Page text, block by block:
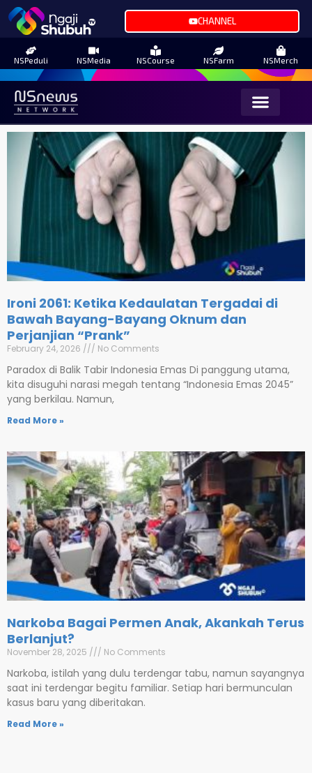
CHANNEL
NSPeduli NSMedia NSCourse NSFarm NSMerch
Ironi 2061: Ketika Kedaulatan Tergadai di
Bawah Bayang-Bayang Oknum dan
Perjanjian “Prank”
February 24, 2026 No Comments
Paradox di Balik Tabir Indonesia Emas Di panggung utama,
kita disuguhi narasi megah tentang “Indonesia Emas 2045”
yang berkilau. Namun,
Read More »
Narkoba Bagai Permen Anak, Akankah Terus
Berlanjut?
November 28, 2025 No Comments
Narkoba, istilah yang dulu terdengar tabu, namun sayangnya
saat ini terdengar begitu familiar. Setiap hari bermunculan
kasus baru yang diberitakan.
Read More »